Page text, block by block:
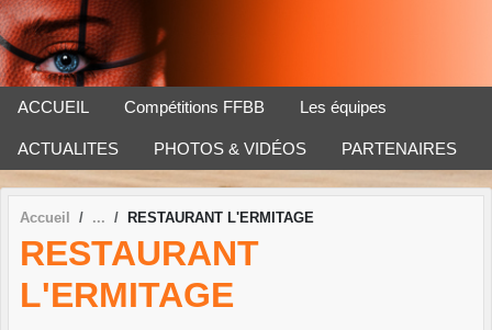
ACCUEIL Compétitions FFBB Les équipes
ACTUALITES PHOTOS & VIDÉOS PARTENAIRES
Accueil RESTAURANT L'ERMITAGE
RESTAURANT
L'ERMITAGE
Panneau de gestion des cookies